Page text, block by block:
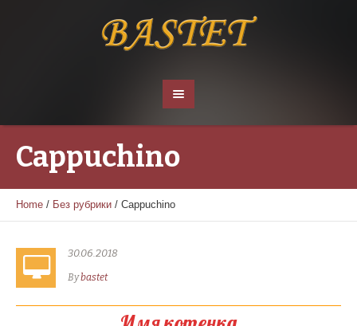
Cappuchino
Home / Без рубрики / Cappuchino
30.06.2018
Bybastet